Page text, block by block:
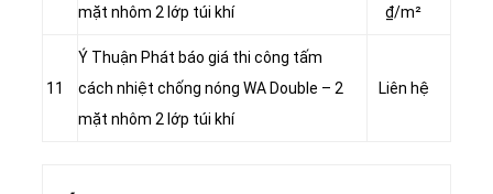
mặt nhôm 2 lớp túi khí
₫/m²
11
Ý Thuận Phát báo giá thi công tấm
cách nhiệt chống nóng WA Double – 2
mặt nhôm 2 lớp túi khí
Liên hệ